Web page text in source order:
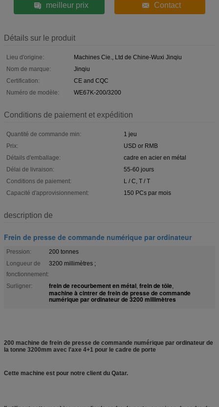
meilleur prix Contact
Détails sur le produit
Lieu d'origine:
Machines Cie., Ltd de Chine-Wuxi Jinqiu
Nom de marque:
Jinqiu
Certification:
CE and CQC
Numéro de modèle:
WE67K-200/3200
Conditions de paiement et expédition
Quantité de commande min:
1 jeu
Prix:
USD or RMB
Détails d'emballage:
cadre en acier en métal
Délai de livraison:
55-60 jours
Conditions de paiement:
L / C, T / T
Capacité d'approvisionnement:
150 PCs par mois
description de
Frein de presse de commande numérique par ordinateur
Pression:
200 tonnes
Longueur de
fonctionnement:
3200 millimètres ;
Surligner: frein de recourbement en métal, frein de tôle,
machine à cintrer de frein de presse de commande
numérique par ordinateur de 3200 millimètres
200 machine de frein de presse de commande numérique par ordinateur de
la tonne 3200mm avec l'axe 4+1 pour le cadre de porte
Cette machine est pour notre client du Qatar.